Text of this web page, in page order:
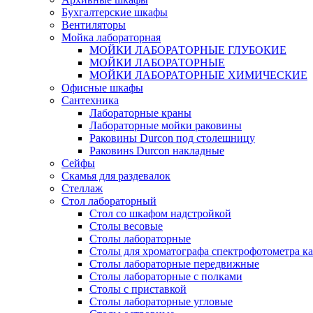
Бухгалтерские шкафы
Вентиляторы
Мойка лабораторная
МОЙКИ ЛАБОРАТОРНЫЕ ГЛУБОКИЕ
МОЙКИ ЛАБОРАТОРНЫЕ
МОЙКИ ЛАБОРАТОРНЫЕ ХИМИЧЕСКИЕ
Офисные шкафы
Сантехника
Лабораторные краны
Лабораторные мойки раковины
Раковины Durcon под столешницу
Раковинs Durcon накладные
Сейфы
Скамья для раздевалок
Стеллаж
Стол лабораторный
Стол со шкафом надстройкой
Столы весовые
Столы лабораторные
Столы для хроматографа спектрофотометра
Столы лабораторные передвижные
Столы лабораторные с полками
Столы с приставкой
Столы лабораторные угловые